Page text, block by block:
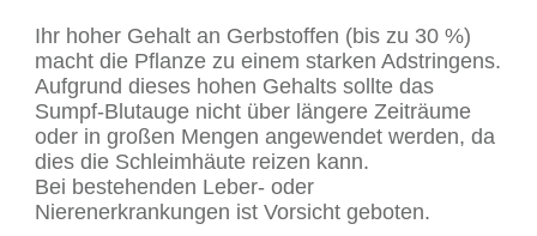
Ihr hoher Gehalt an Gerbstoffen (bis zu 30 %)
macht die Pflanze zu einem starken Adstringens.
Aufgrund dieses hohen Gehalts sollte das
Sumpf-Blutauge nicht über längere Zeiträume
oder in großen Mengen angewendet werden, da
dies die Schleimhäute reizen kann.
Bei bestehenden Leber- oder
Nierenerkrankungen ist Vorsicht geboten.